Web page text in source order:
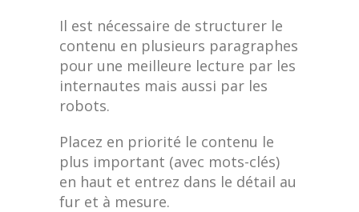
Il est nécessaire de structurer le
contenu en plusieurs paragraphes
pour une meilleure lecture par les
internautes mais aussi par les
robots.
Placez en priorité le contenu le
plus important (avec mots-clés)
en haut et entrez dans le détail au
fur et à mesure.